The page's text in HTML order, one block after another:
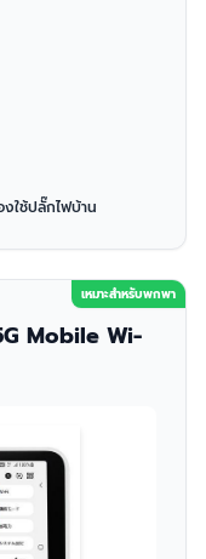
ใช้ปลั๊กไฟบ้าน
เหมาะสำหรับพกพา
Mobile Wi-